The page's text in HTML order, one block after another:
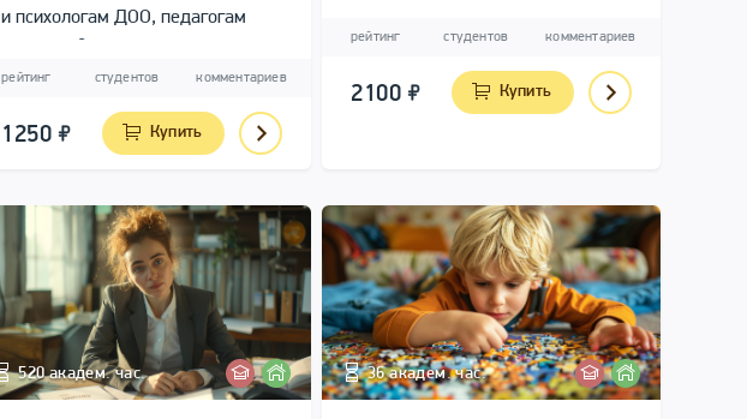
и психологам ДОО, педагогам
рейтинг студентов комментариев
1250 Купить
подготовке к школе
рейтинг студентов комментариев
2100 Купить
520 академ. час. 36 академ. час.